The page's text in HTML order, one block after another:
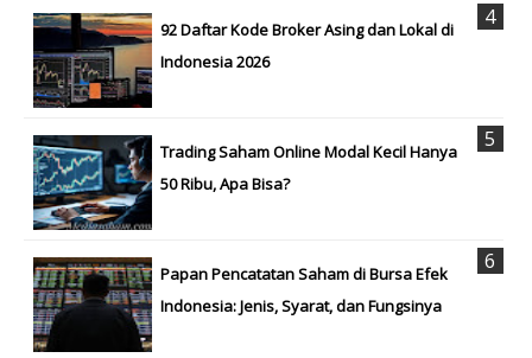
92 Daftar Kode Broker Asing dan Lokal di
Indonesia 2026
Trading Saham Online Modal Kecil Hanya
50 Ribu, Apa Bisa?
Papan Pencatatan Saham di Bursa Efek
Indonesia: Jenis, Syarat, dan Fungsinya